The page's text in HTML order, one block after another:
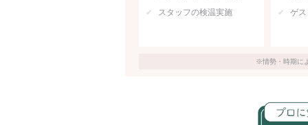
スタッフの検温実施
ゲ
※情勢・時期に